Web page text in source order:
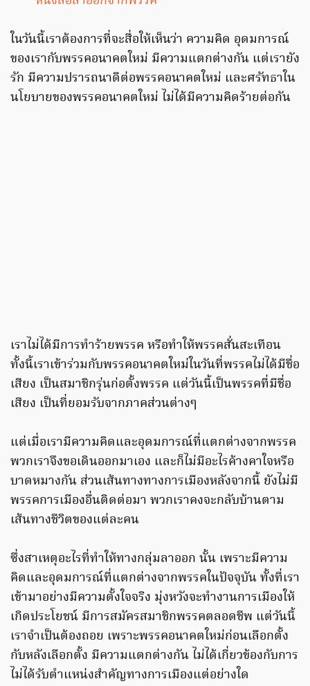
ในวันนี้เราต้องการที่จะสื่อให้เห็นว่า ความคิด อุดมการณ์
ของเรากับพรรคอนาคตใหม่ มีความแตกต่างกัน แต่เรายัง
รัก มีความปรารถนาดีต่อพรรคอนาคตใหม่ และศรัทธาใน
นโยบายของพรรคอนาคตใหม่ ไม่ได้มีความคิดร้ายต่อกัน
เราไม่ได้มีการทำร้ายพรรค หรือทำให้พรรคสั่นสะเทือน
ทั้งนี้เราเข้าร่วมกับพรรคอนาคตใหม่ในวันที่พรรคไม่ได้มีชื่อ
เสียง เป็นสมาชิกรุ่นก่อตั้งพรรค แต่วันนี้เป็นพรรคที่มีชื่อ
เสียง เป็นที่ยอมรับจากภาคส่วนต่างๆ
แต่เมื่อเรามีความคิดและอุดมการณ์ที่แตกต่างจากพรรค
พวกเราจึงขอเดินออกมาเอง และก็ไม่มีอะไรค้างคาใจหรือ
บาดหมางกัน ส่วนเส้นทางทางการเมืองหลังจากนี้ ยังไม่มี
พรรคการเมืองอื่นติดต่อมา พวกเราคงจะกลับบ้านตาม
เส้นทางชีวิตของแต่ละคน
ซึ่งสาเหตุอะไรที่ทำให้ทางกลุ่มลาออก นั้น เพราะมีความ
คิดและอุดมการณ์ที่แตกต่างจากพรรคในปัจจุบัน ทั้งที่เรา
เข้ามาอย่างมีความตั้งใจจริง มุ่งหวังจะทำงานการเมืองให้
เกิดประโยชน์ มีการสมัครสมาชิกพรรคตลอดชีพ แต่วันนี้
เราจำเป็นต้องถอย เพราะพรรคอนาคตใหม่ก่อนเลือกตั้ง
กับหลังเลือกตั้ง มีความแตกต่างกัน ไม่ได้เกี่ยวข้องกับการ
ไม่ได้รับตำแหน่งสำคัญทางการเมืองแต่อย่างใด